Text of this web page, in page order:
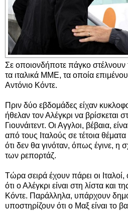
Σε οποιονδήποτε πάγκο στέλνουν
τα ιταλικά ΜΜΕ, τα οποία
Αντόνιο Κόντε.
Πριν δύο εβδομάδες είχαν
ήθελαν τον Αλέγκρι να βρίσκεται
Γιουνάιτεντ. Οι Αγγλοι, βέβαια,
από τους Ιταλούς σε τέτοια
ότι δεν θα γινόταν, όπως έγινε, η
των ρεπορτάζ.
Τώρα σειρά έχουν πάρει οι Ιταλοί,
ότι ο Αλέγκρι είναι στη λίστα και
Κόντε. Παράλληλα, υπάρχουν
υποστηρίζουν ότι ο Μαξ είναι το